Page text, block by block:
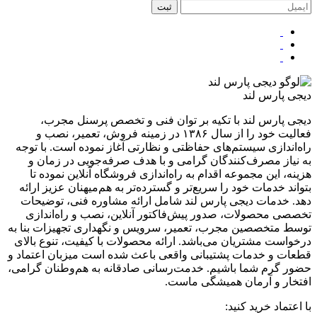
ثبت
دیجی پارس لند
دیجی پارس لند با تکیه بر توان فنی و تخصص پرسنل مجرب،
فعالیت خود را از سال ۱۳۸۶ در زمینه فروش، تعمیر، نصب و
راه‌اندازی سیستم‌های حفاظتی و نظارتی آغاز نموده است. با توجه
به نیاز مصرف‌کنندگان گرامی و با هدف صرفه‌جویی در زمان و
هزینه، این مجموعه اقدام به راه‌اندازی فروشگاه آنلاین نموده تا
بتواند خدمات خود را سریع‌تر و گسترده‌تر به هم‌میهنان عزیز ارائه
دهد. خدمات دیجی پارس لند شامل ارائه مشاوره فنی، توضیحات
تخصصی محصولات، صدور پیش‌فاکتور آنلاین، نصب و راه‌اندازی
توسط متخصصین مجرب، تعمیر، سرویس و نگهداری تجهیزات بنا به
درخواست مشتریان می‌باشد. ارائه محصولات با کیفیت، تنوع بالای
قطعات و خدمات پشتیبانی واقعی باعث شده است میزبان اعتماد و
حضور گرم شما باشیم. خدمت‌رسانی صادقانه به هم‌وطنان گرامی،
افتخار و آرمان همیشگی ماست.
با اعتماد خرید کنید: